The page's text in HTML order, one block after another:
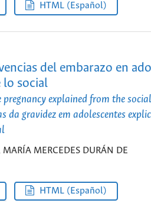
HTML (Español)
del embarazo en
lo social
pregnancy explained from the
da gravidez em adolescentes
MERCEDES DURÁN DE
HTML (Español)